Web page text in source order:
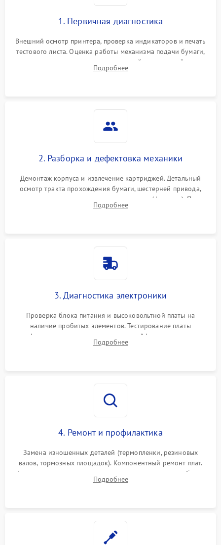
1. Первичная диагностика
Внешний осмотр принтера, проверка индикаторов и печать
тестового листа. Оценка работы механизма подачи бумаги,
выявление посторонних шумов, замятий и первичный анализ
дефектов печати (полосы, фон, пробелы).
Подробнее
2. Разборка и дефектовка механики
Демонтаж корпуса и извлечение картриджей. Детальный
осмотр тракта прохождения бумаги, шестерней привода,
роликов захвата и узла термозакрепления (фьюзера). Поиск
физического износа и повреждений деталей.
Подробнее
3. Диагностика электроники
Проверка блока питания и высоковольтной платы на
наличие пробитых элементов. Тестирование платы
форматирования, целостности шлейфов, контактов
картриджа и оптопар (датчиков прохождения и наличия
Подробнее
4. Ремонт и профилактика
Замена изношенных деталей (термопленки, резиновых
валов, тормозных площадок). Компонентный ремонт плат.
Тщательная очистка тракта печати, контактов и линз блока
лазера (LSU) от просыпанного тонера и пыли.
Подробнее